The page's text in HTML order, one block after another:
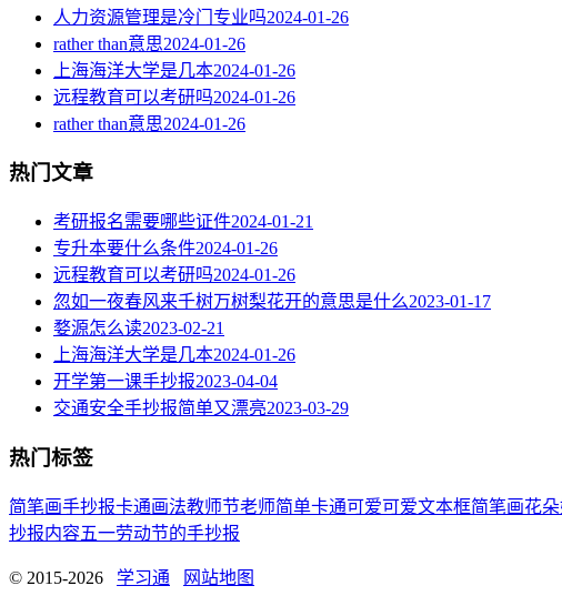
人力资源管理是冷门专业吗2024-01-26
rather than意思2024-01-26
上海海洋大学是几本2024-01-26
远程教育可以考研吗2024-01-26
rather than意思2024-01-26
热门文章
考研报名需要哪些证件2024-01-21
专升本要什么条件2024-01-26
远程教育可以考研吗2024-01-26
忽如一夜春风来千树万树梨花开的意思是什么2023-01-17
婺源怎么读2023-02-21
上海海洋大学是几本2024-01-26
开学第一课手抄报2023-04-04
交通安全手抄报简单又漂亮2023-03-29
热门标签
简笔画手抄报卡通画法教师节老师简单卡通可爱可爱文本框简笔画花朵
抄报内容五一劳动节的手抄报
© 2015-2026 学习通 网站地图